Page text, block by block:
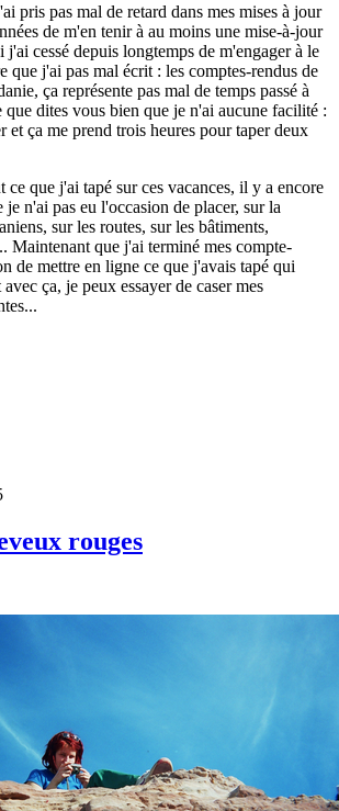
pris pas mal de retard dans mes mises à jour
de m'en tenir à au moins une mise-à-jour
j'ai cessé depuis longtemps de m'engager à le
que j'ai pas mal écrit : les comptes-rendus de
ça représente pas mal de temps passé à
que dites vous bien que je n'ai aucune facilité :
et ça me prend trois heures pour taper deux
ce que j'ai tapé sur ces vacances, il y a encore
je n'ai pas eu l'occasion de placer, sur la
sur les routes, sur les bâtiments,
Maintenant que j'ai terminé mes compte-
de mettre en ligne ce que j'avais tapé qui
ça, je peux essayer de caser mes
rouges